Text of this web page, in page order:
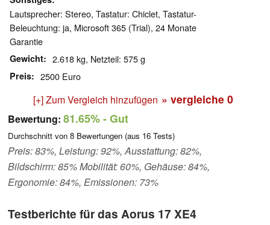
Lautsprecher: Stereo, Tastatur: Chiclet, Tastatur-
Beleuchtung: ja, Microsoft 365 (Trial), 24 Monate
Garantie
Gewicht 2.618 kg, Netzteil: 575 g
Preis 2500 Euro
[+] Zum Vergleich hinzufügen » vergleiche 0
Bewertung: 81.65%- Gut
Durchschnitt von 8 Bewertungen (aus 16 Tests)
Preis: 83%, Leistung: 92%, Ausstattung: 82%,
Bildschirm: 85% Mobilität: 60%, Gehäuse: 84%,
Ergonomie: 84%, Emissionen: 73%
Testberichte für das Aorus 17 XE4